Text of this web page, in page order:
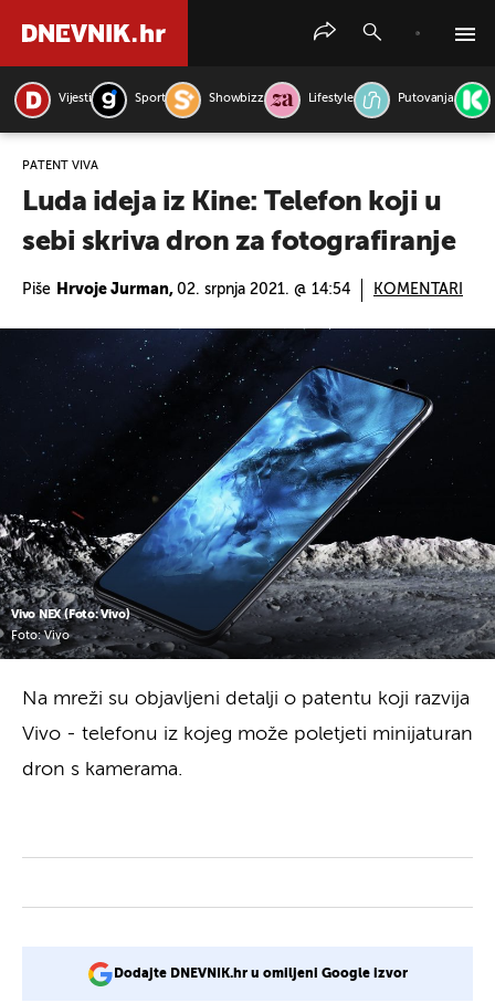
Vijesti Sport Showbizz Lifestyle Putovanja
PATENT VIVA
Luda ideja iz Kine: Telefon koji u
sebi skriva dron za fotografiranje
Piše Hrvoje Jurman, 02. srpnja 2021. @ 14:54 KOMENTARI
Vivo NEX (Foto: Vivo)
Foto: Vivo
Na mreži su objavljeni detalji o patentu koji razvija
Vivo - telefonu iz kojeg može poletjeti minijaturan
dron s kamerama.
Dodajte DNEVNIK.hr u omiljeni Google izvor
PRETRAŽITE VIJESTI